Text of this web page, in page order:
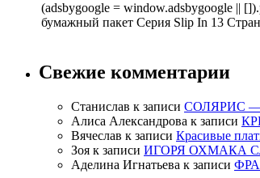
(adsbygoogle = window.adsbygoogle ||
бумажный пакет Серия Slip In 13
Свежие комментарии
Станислав к записи СОЛЯРИС
Алиса Александрова к записи
Вячеслав к записи Красивые
Зоя к записи ИГОРЯ ОХМАКА
Аделина Игнатьева к записи